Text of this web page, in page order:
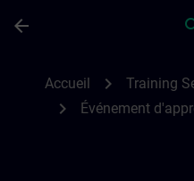
arrow_back
Accueil chevron_right Training
chevron_right Événement